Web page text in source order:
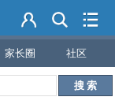
家长圈 社区
搜 索